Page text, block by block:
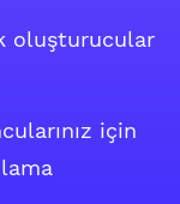
oluşturucular
için